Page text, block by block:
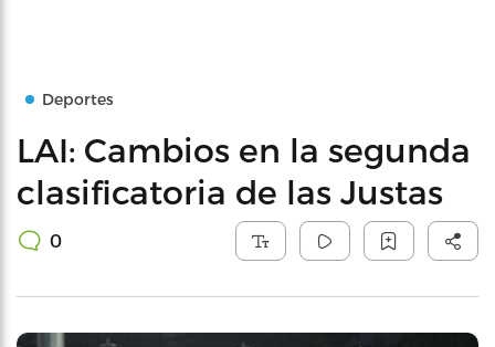
Deportes
LAI: Cambios en la segunda
clasificatoria de las Justas
0